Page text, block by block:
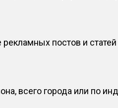
постов и
всего города или по